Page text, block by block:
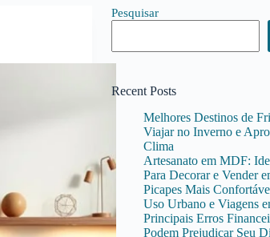
Pesquisar
Recent Posts
Melhores Destinos de
Viajar no Inverno e
Clima
Artesanato em MDF:
Para Decorar e Vender
Picapes Mais
Uso Urbano e Viagens
Principais Erros
Podem Prejudicar Seu